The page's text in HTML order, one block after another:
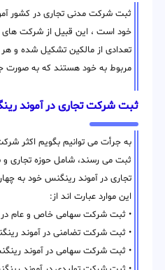
ثبت شرکت مدنی تجاری در کشور
خود است ، این قبیل از شرکت های
تعدادی از مالکین تشکیل شده و
مربوط به خود هستند که به صورت
ثبت شرکت تجاری در آموند
به جرأت می توانیم بگویم اکثر
ثبت می رسند، شامل حوزه تجاری
تجاری در آموند رینگنس خود به
این موارد عبارت اند از:
• ثبت شرکت سهامی خاص و عام در
• ثبت شرکت تضامنی در آموند
• ثبت شرکت سهامی در آموند